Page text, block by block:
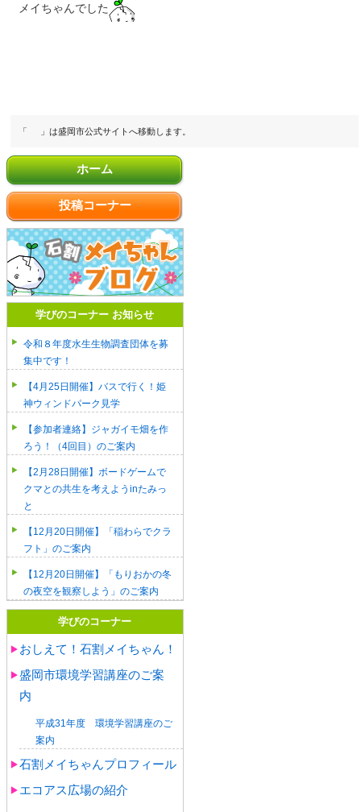
ホーム
投稿コーナー
学びのコーナー お知らせ
令和８年度水生生物調査団体を募
集中です！
【4月25日開催】バスで行く！姫
神ウィンドパーク見学
【参加者連絡】ジャガイモ畑を作
ろう！（4回目）のご案内
【2月28日開催】ボードゲームで
クマとの共生を考えようinたみっ
と
【12月20日開催】「稲わらでクラ
フト」のご案内
【12月20日開催】「もりおかの冬
の夜空を観察しよう」のご案内
学びのコーナー
おしえて！石割メイちゃん！
盛岡市環境学習講座のご案
内
平成31年度 環境学習講座のご
案内
石割メイちゃんプロフィール
エコアス広場の紹介
メイちゃんでした
「 」は盛岡市公式サイトへ移動します。